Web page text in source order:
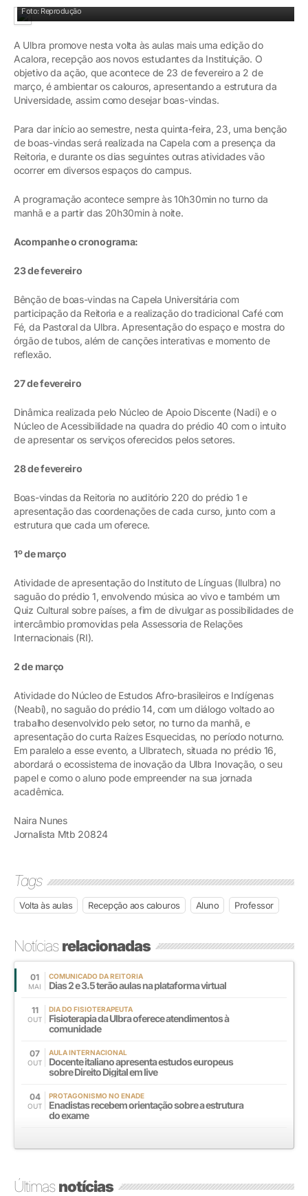
Foto: Reprodução
A Ulbra promove nesta volta às aulas mais uma edição do
Acalora, recepção aos novos estudantes da Instituição. O
objetivo da ação, que acontece de 23 de fevereiro a 2 de
março, é ambientar os calouros, apresentando a estrutura da
Universidade, assim como desejar boas-vindas.
Para dar início ao semestre, nesta quinta-feira, 23, uma benção
de boas-vindas será realizada na Capela com a presença da
Reitoria, e durante os dias seguintes outras atividades vão
ocorrer em diversos espaços do campus.
A programação acontece sempre às 10h30min no turno da
manhã e a partir das 20h30min à noite.
Acompanhe o cronograma:
23 de fevereiro
Bênção de boas-vindas na Capela Universitária com
participação da Reitoria e a realização do tradicional Café com
Fé, da Pastoral da Ulbra. Apresentação do espaço e mostra do
órgão de tubos, além de canções interativas e momento de
reflexão.
27 de fevereiro
Dinâmica realizada pelo Núcleo de Apoio Discente (Nadi) e o
Núcleo de Acessibilidade na quadra do prédio 40 com o intuito
de apresentar os serviços oferecidos pelos setores.
28 de fevereiro
Boas-vindas da Reitoria no auditório 220 do prédio 1 e
apresentação das coordenações de cada curso, junto com a
estrutura que cada um oferece.
1º de março
Atividade de apresentação do Instituto de Línguas (Ilulbra) no
saguão do prédio 1, envolvendo música ao vivo e também um
Quiz Cultural sobre países, a fim de divulgar as possibilidades de
intercâmbio promovidas pela Assessoria de Relações
Internacionais (RI).
2 de março
Atividade do Núcleo de Estudos Afro-brasileiros e Indígenas
(Neabi), no saguão do prédio 14, com um diálogo voltado ao
trabalho desenvolvido pelo setor, no turno da manhã, e
apresentação do curta Raízes Esquecidas, no período noturno.
Em paralelo a esse evento, a Ulbratech, situada no prédio 16,
abordará o ecossistema de inovação da Ulbra Inovação, o seu
papel e como o aluno pode empreender na sua jornada
acadêmica.
Naira Nunes
Jornalista Mtb 20824
Tags
Volta às aulas Recepção aos calouros Aluno Professor
Notíciasrelacionadas
01
MAI
COMUNICADO DA REITORIA
Dias 2 e 3.5 terão aulas na plataforma virtual
11
OUT
DIA DO FISIOTERAPEUTA
Fisioterapia da Ulbra oferece atendimentos à
comunidade
07
OUT
AULA INTERNACIONAL
Docente italiano apresenta estudos europeus
sobre Direito Digital em live
04
OUT
PROTAGONISMO NO ENADE
Enadistas recebem orientação sobre a estrutura
do exame
Últimasnotícias